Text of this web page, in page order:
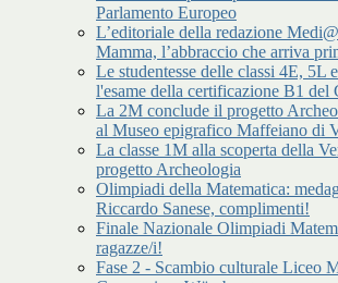
Parlamento Europeo
L’editoriale della redazione
Mamma, l’abbraccio che arriva
Le studentesse delle classi 4E, 5L
l'esame della certificazione B1 del
La 2M conclude il progetto
al Museo epigrafico Maffeiano di
La classe 1M alla scoperta della
progetto Archeologia
Olimpiadi della Matematica:
Riccardo Sanese, complimenti!
Finale Nazionale Olimpiadi
ragazze/i!
Fase 2 - Scambio culturale Liceo